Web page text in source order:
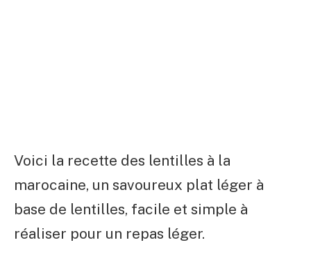
Voici la recette des lentilles à la
marocaine, un savoureux plat léger à
base de lentilles, facile et simple à
réaliser pour un repas léger.